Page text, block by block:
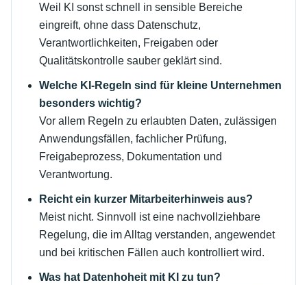
Weil KI sonst schnell in sensible Bereiche
eingreift, ohne dass Datenschutz,
Verantwortlichkeiten, Freigaben oder
Qualitätskontrolle sauber geklärt sind.
Welche KI-Regeln sind für kleine Unternehmen
besonders wichtig?
Vor allem Regeln zu erlaubten Daten, zulässigen
Anwendungsfällen, fachlicher Prüfung,
Freigabeprozess, Dokumentation und
Verantwortung.
Reicht ein kurzer Mitarbeiterhinweis aus?
Meist nicht. Sinnvoll ist eine nachvollziehbare
Regelung, die im Alltag verstanden, angewendet
und bei kritischen Fällen auch kontrolliert wird.
Was hat Datenhoheit mit KI zu tun?